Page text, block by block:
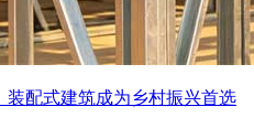
装配式建筑成为乡村振兴首选